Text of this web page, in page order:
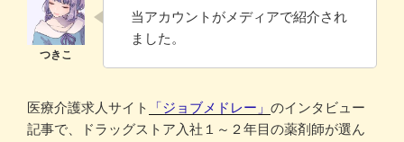
当アカウントがメディアで紹介され
ました。
医療介護求人サイト 「ジョブメドレー」 のインタビュー
記事で、ドラッグストア入社１～２年目の薬剤師が選ん